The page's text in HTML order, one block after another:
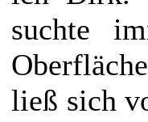
suchte
ließ sich